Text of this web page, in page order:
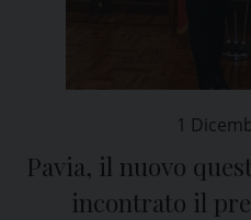
1
Pavia, il nuovo
incontrato il